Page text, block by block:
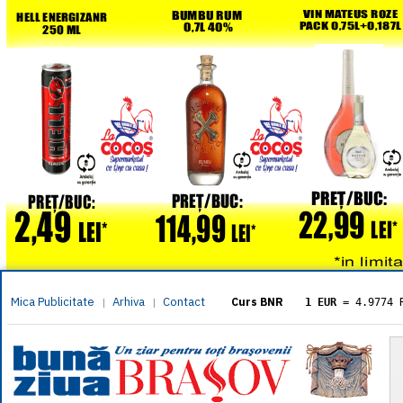
Mica Publicitate | Arhiva | Contact Curs BNR 1 EUR = 4.9774
= 5.8304
1 XAU= 464.4611
1 AED= 1.1933
1 AUD= 2.7957
1 BGN= 2.5449